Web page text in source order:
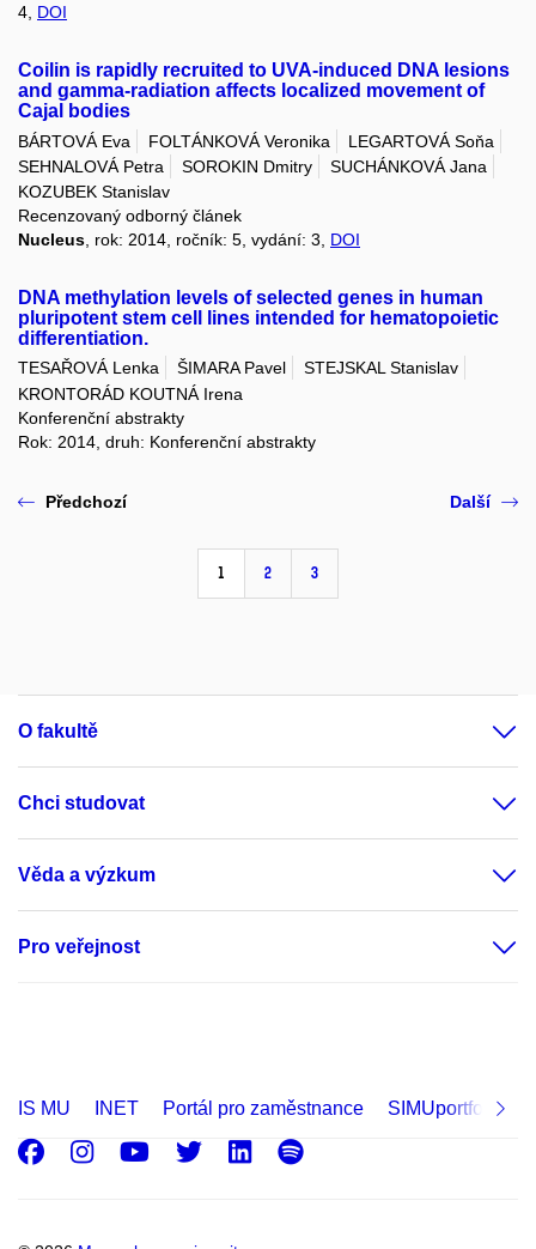
4, DOI
Coilin is rapidly recruited to UVA-induced DNA lesions
and gamma-radiation affects localized movement of
Cajal bodies
BÁRTOVÁ Eva FOLTÁNKOVÁ Veronika
LEGARTOVÁ Soňa
SEHNALOVÁ Petra
SOROKIN Dmitry
SUCHÁNKOVÁ Jana
KOZUBEK Stanislav
Recenzovaný odborný článek
Nucleus , rok: 2014, ročník: 5, vydání: 3, DOI
DNA methylation levels of selected genes in human
pluripotent stem cell lines intended for hematopoietic
differentiation.
TESAŘOVÁ Lenka ŠIMARA Pavel
STEJSKAL Stanislav
KRONTORÁD KOUTNÁ Irena
Konferenční abstrakty
Rok: 2014, druh: Konferenční abstrakty
Předchozí
1 2 3
Další
O fakultě
Chci studovat
Věda a výzkum
Pro veřejnost
IS MU INET Portál pro zaměstnance SIMUportfolio
Facebook
Instagram
Youtube
Twitter
LinkedIn
Spotify